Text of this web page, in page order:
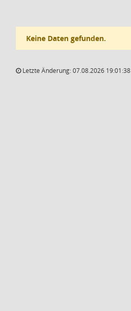
Keine Daten gefunden.
Letzte Änderung: 07.08.2026 19:01:38